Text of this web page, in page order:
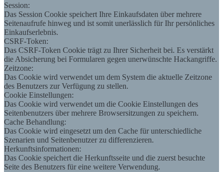
Session:
Das Session Cookie speichert Ihre Einkaufsdaten über mehrere
Seitenaufrufe hinweg und ist somit unerlässlich für Ihr persönliches
Einkaufserlebnis.
CSRF-Token:
Das CSRF-Token Cookie trägt zu Ihrer Sicherheit bei. Es verstärkt
die Absicherung bei Formularen gegen unerwünschte Hackangriffe.
Zeitzone:
Das Cookie wird verwendet um dem System die aktuelle Zeitzone
des Benutzers zur Verfügung zu stellen.
Cookie Einstellungen:
Das Cookie wird verwendet um die Cookie Einstellungen des
Seitenbenutzers über mehrere Browsersitzungen zu speichern.
Cache Behandlung:
Das Cookie wird eingesetzt um den Cache für unterschiedliche
Szenarien und Seitenbenutzer zu differenzieren.
Herkunftsinformationen:
Das Cookie speichert die Herkunftsseite und die zuerst besuchte
Seite des Benutzers für eine weitere Verwendung.